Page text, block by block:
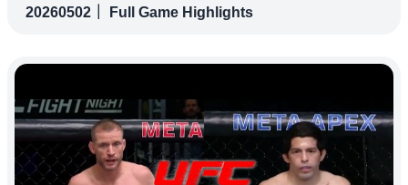
20260502｜ Full Game Highlights